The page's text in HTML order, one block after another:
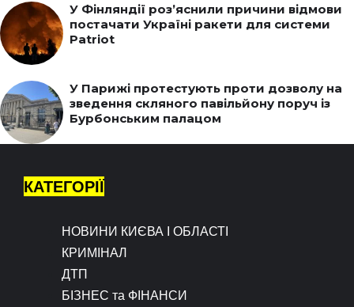
У Фінляндії роз’яснили причини відмови
постачати Україні ракети для системи
Patriot
У Парижі протестують проти дозволу на
зведення скляного павільйону поруч із
Бурбонським палацом
КАТЕГОРІЇ
НОВИНИ КИЄВА І ОБЛАСТІ
КРИМІНАЛ
ДТП
БІЗНЕС та ФІНАНСИ